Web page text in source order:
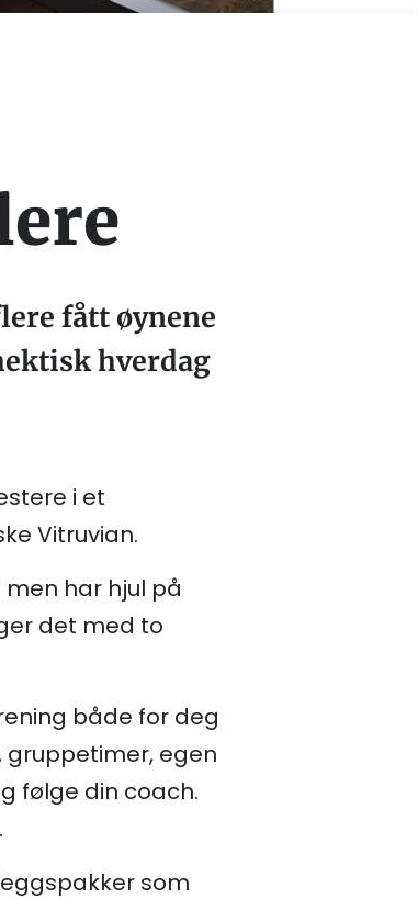
fått øynene
hverdag
i et
Vitruvian.
har hjul på
det med to
både for deg
egen
følge din coach.
som